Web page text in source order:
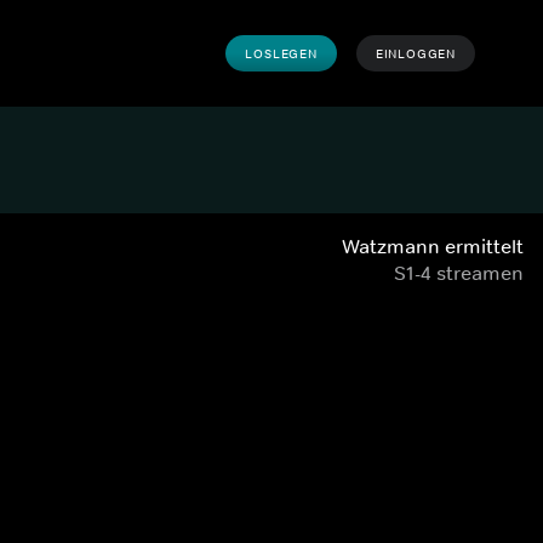
LOSLEGEN EINLOGGEN
Watzmann ermittelt
S1-4 streamen